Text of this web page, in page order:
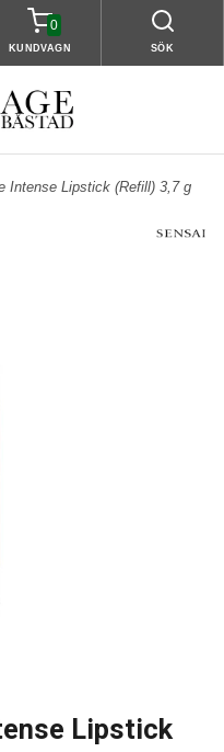
0
KUNDVAGN SÖK
Intense Lipstick (Refill) 3,7 g
Lipstick